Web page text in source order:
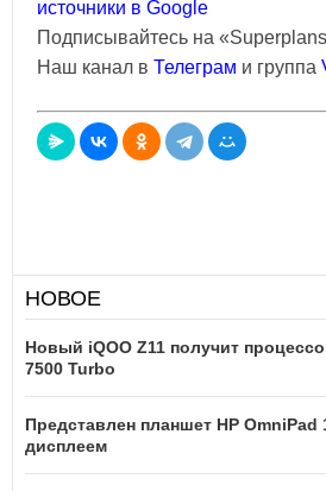
источники в Google
Подписывайтесь на
Наш канал в Телеграм и группа
НОВОЕ
Новый iQOO Z11 получит
7500 Turbo
Представлен планшет HP
дисплеем